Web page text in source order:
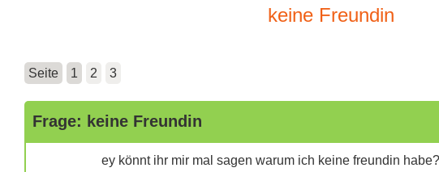
keine Freundin
Seite 1 2 3
Frage: keine Freundin
ey könnt ihr mir mal sagen warum ich keine freundin habe?